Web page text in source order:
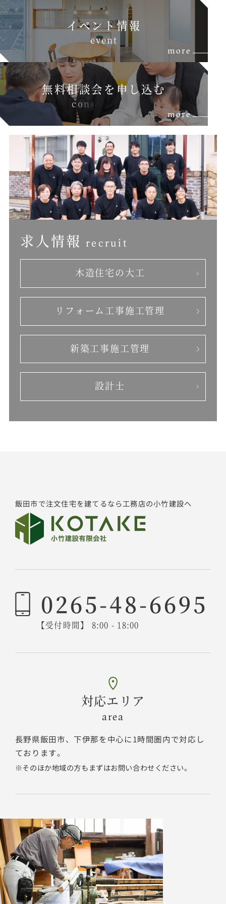
イベント情報
event
more
無料相談会を申し込む
con s ti
more
求人情報 recruit
木造住宅の大工
リフォーム工事施工管理
新築工事施工管理
設計士
飯田市で注文住宅を建てるなら工務店の小竹建設へ
0265-48-6695
【受付時間】 8:00 - 18:00
対応エリア
area
長野県飯田市、下伊那を中心に1時間圏内で対応し
ております。
そのほか地域の方もまずはお問い合わせください。